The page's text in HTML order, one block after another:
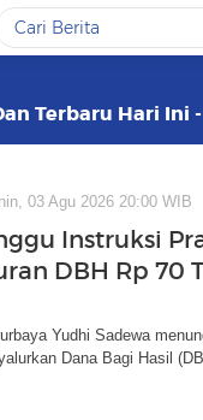
Terbaru Hari Ini
03 Agu 2026 20:00 WIB
Instruksi
DBH Rp 70
Yudhi Sadewa
Dana Bagi Hasil